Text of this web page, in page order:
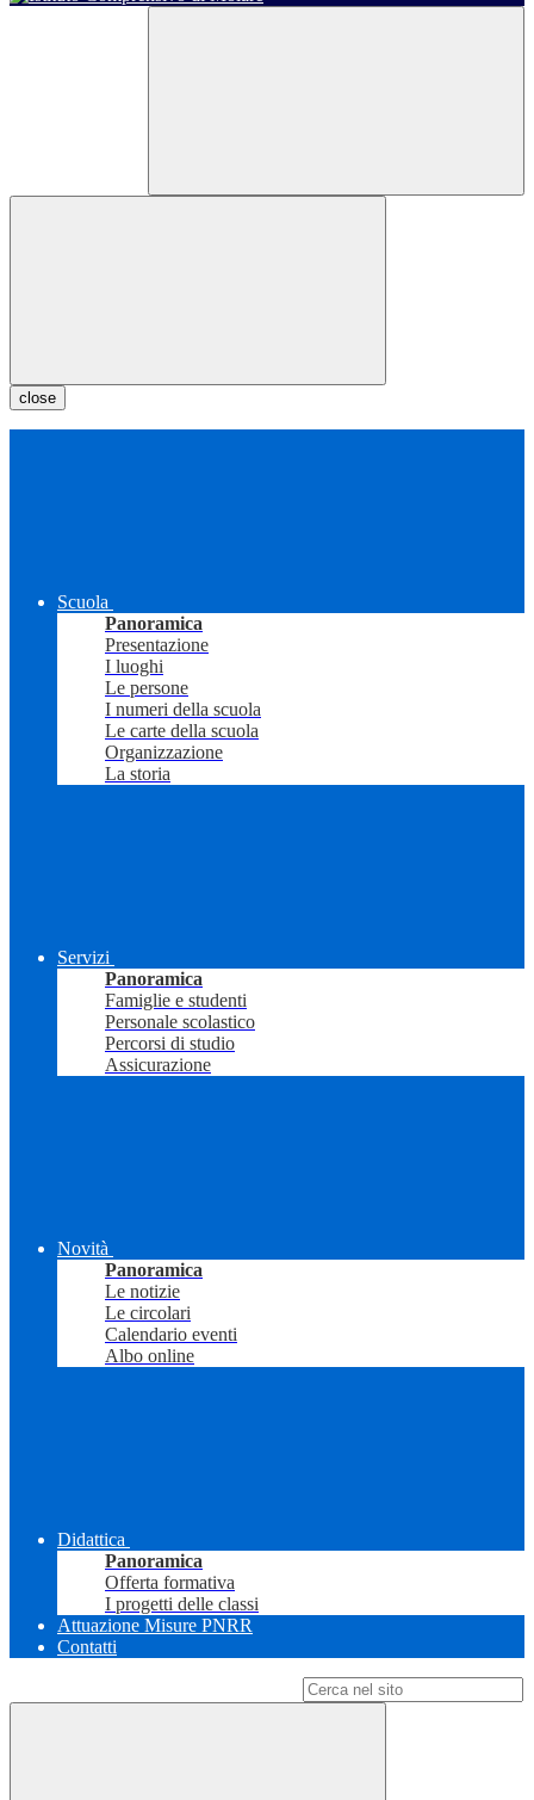
close
Scuola
Panoramica
Presentazione
I luoghi
Le persone
I numeri della scuola
Le carte della scuola
Organizzazione
La storia
Servizi
Panoramica
Famiglie e studenti
Personale scolastico
Percorsi di studio
Assicurazione
Novità
Panoramica
Le notizie
Le circolari
Calendario eventi
Albo online
Didattica
Panoramica
Offerta formativa
I progetti delle classi
Attuazione Misure PNRR
Contatti